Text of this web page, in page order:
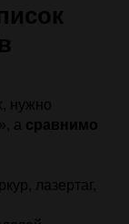
нужно
а сравнимо
лазертаг,